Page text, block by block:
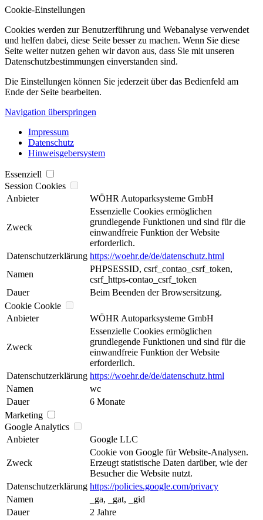
Cookie-Einstellungen
Cookies werden zur Benutzerführung und Webanalyse verwendet
und helfen dabei, diese Seite besser zu machen. Wenn Sie diese
Seite weiter nutzen gehen wir davon aus, dass Sie mit unseren
Datenschutzbestimmungen einverstanden sind.
Die Einstellungen können Sie jederzeit über das Bedienfeld am
Ende der Seite bearbeiten.
Navigation überspringen
Impressum
Datenschutz
Hinweisgebersystem
Essenziell
Session Cookies
Anbieter
WÖHR Autoparksysteme GmbH
Zweck
Essenzielle Cookies ermöglichen
grundlegende Funktionen und sind für die
einwandfreie Funktion der Website
erforderlich.
Datenschutzerklärung https://woehr.de/de/datenschutz.html
Namen
PHPSESSID, csrf_contao_csrf_token,
csrf_https-contao_csrf_token
Dauer
Beim Beenden der Browsersitzung.
Cookie Cookie
Anbieter
WÖHR Autoparksysteme GmbH
Zweck
Essenzielle Cookies ermöglichen
grundlegende Funktionen und sind für die
einwandfreie Funktion der Website
erforderlich.
Datenschutzerklärung https://woehr.de/de/datenschutz.html
Namen
wc
Dauer
6 Monate
Marketing
Google Analytics
Anbieter
Google LLC
Zweck
Cookie von Google für Website-Analysen.
Erzeugt statistische Daten darüber, wie der
Besucher die Website nutzt.
Datenschutzerklärung https://policies.google.com/privacy
Namen
_ga, _gat, _gid
Dauer
2 Jahre